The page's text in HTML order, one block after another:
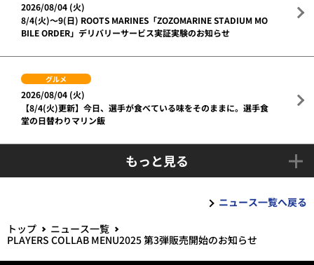
2026/08/04 (火)
8/4(火)～9(日) ROOTS MARINES「ZOZOMARINE STADIUM MO
BILE ORDER」デリバリーサービス実証実験のお知らせ
グルメ
2026/08/04 (火)
【8/4(火)更新】今日、選手が食べている味をそのままに。選手食
堂の日替わりマリン飯
もっと見る
ニュース一覧へ戻る
トップ
ニュース一覧
PLAYERS COLLAB MENU2025 第3弾販売開始のお知らせ